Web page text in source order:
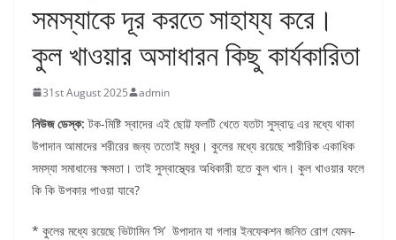
সমস্যাকে দূর করতে সাহায্য করে।
কুল খাওয়ার অসাধারন কিছু কার্যকারিতা
31st August 2025 admin
নিউজ ডেস্ক: টক-মিষ্টি স্বাদের এই ছোট্ট ফলটি খেতে যতটা সুস্বাদু এর মধ্যে থাকা
উপাদান আমাদের শরীরের জন্য ততোই মধুর। কুলের মধ্যে রয়েছে শারীরিক একাধিক
সমস্যা সমাধানের ক্ষমতা। তাই সুস্বাস্থ্যের অধিকারী হতে কুল খান। কুল খাওয়ার ফলে
কি কি উপকার পাওয়া যাবে?
* কুলের মধ্যে রয়েছে ভিটামিন ‘সি’ উপাদান যা গলার ইনফেকশন জনিত রোগ যেমন-